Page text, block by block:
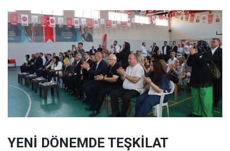
YENİ DÖNEMDE TEŞKİLAT